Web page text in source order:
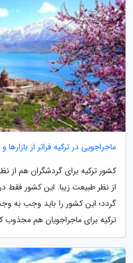
ماجراجویی در ترکیه فراتر از
کشور ترکیه برای گردشگران هم
از نظر طبیعت زیبا. این کشور
گردد؛ این کشور را باید وجب
ترکیه برای ماجراجویان هم